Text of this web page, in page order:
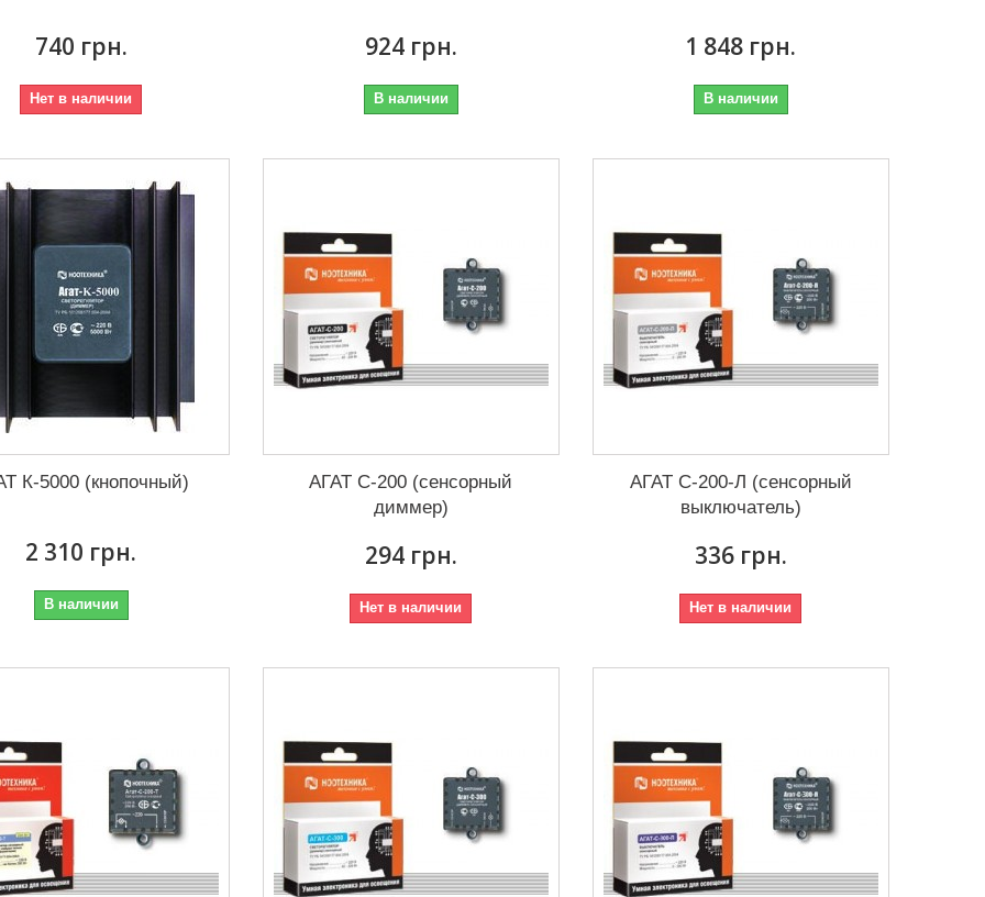
740 грн.
Нет в наличии
924 грн.
В наличии
1 848 грн.
В наличии
К-5000 (кнопочный)
2 310 грн.
В наличии
АГАТ С-200 (сенсорный
диммер)
294 грн.
Нет в наличии
АГАТ С-200-Л (сенсорный
выключатель)
336 грн.
Нет в наличии